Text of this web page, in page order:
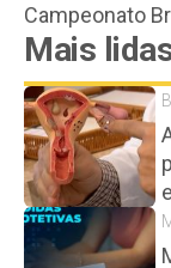
Campeonato
Mais